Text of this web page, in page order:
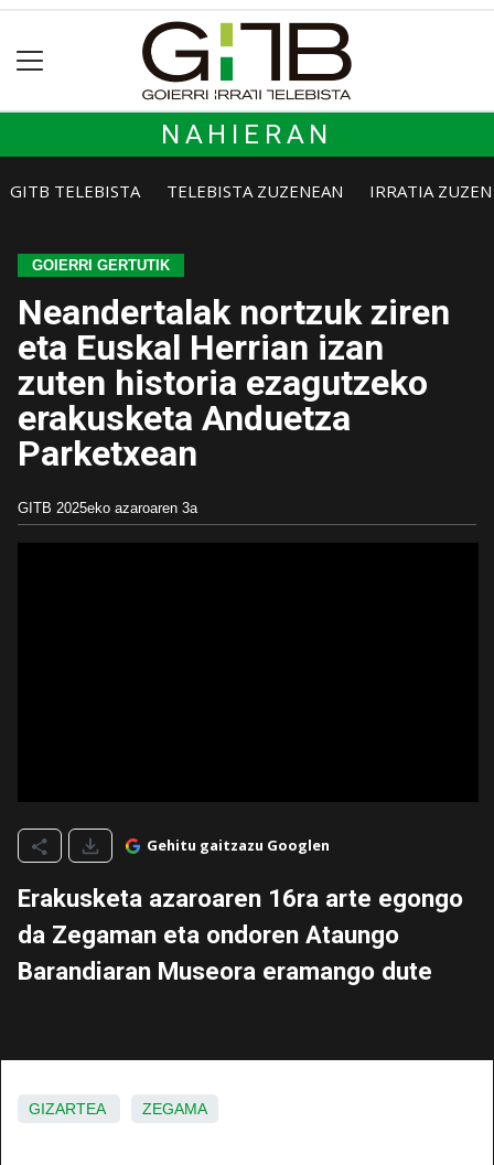
NAHIERAN
GITB TELEBISTA TELEBISTA ZUZENEAN IRRATIA
GOIERRI GERTUTIK
Neandertalak nortzuk ziren
eta Euskal Herrian izan
zuten historia ezagutzeko
erakusketa Anduetza
Parketxean
GITB 2025eko azaroaren 3a
Gehitu gaitzazu Googlen
Erakusketa azaroaren 16ra arte egongo
da Zegaman eta ondoren Ataungo
Barandiaran Museora eramango dute
GIZARTEA ZEGAMA